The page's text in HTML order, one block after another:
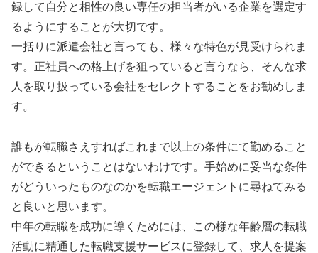
録して自分と相性の良い専任の担当者がいる企業を選定す
るようにすることが大切です。
一括りに派遣会社と言っても、様々な特色が見受けられま
す。正社員への格上げを狙っていると言うなら、そんな求
人を取り扱っている会社をセレクトすることをお勧めしま
す。
誰もが転職さえすればこれまで以上の条件にて勤めること
ができるということはないわけです。手始めに妥当な条件
がどういったものなのかを転職エージェントに尋ねてみる
と良いと思います。
中年の転職を成功に導くためには、この様な年齢層の転職
活動に精通した転職支援サービスに登録して、求人を提案